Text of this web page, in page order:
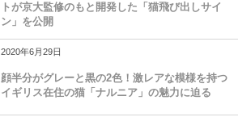
トが京大監修のもと開発した「猫飛び出しサイ
ン」を公開
2020年6月29日
顔半分がグレーと黒の2色！激レアな模様を持つ
イギリス在住の猫「ナルニア」の魅力に迫る